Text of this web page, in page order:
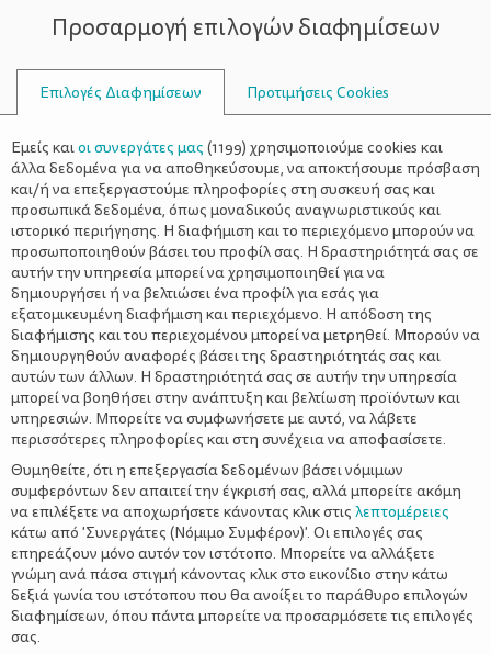
ΣΥΜΒΟΥΛΟΙ
ΟΙΚΟΓΈΝΕΙΑ>ΟΙΚΟΓΕΝΕΙΑΚΈΣ ΔΡΑΣΤΗΡΙΌΤΗΤΕΣ
3 υπέροχοι οικογενειακοί
προορισμοί για το καλοκαίρι!
Της
Προσαρμογή επιλογών διαφημίσεων
Επιλογές Διαφημίσεων Προτιμήσεις Cookies
Εμείς καιοι συνεργάτες μας (1199) χρησιμοποιούμε cookies και
άλλα δεδομένα για να αποθηκεύσουμε, να αποκτήσουμε πρόσβαση
και/ή να επεξεργαστούμε πληροφορίες στη συσκευή σας και
προσωπικά δεδομένα, όπως μοναδικούς αναγνωριστικούς και
ιστορικό περιήγησης. Η διαφήμιση και το περιεχόμενο μπορούν να
προσωποποιηθούν βάσει του προφίλ σας. Η δραστηριότητά σας σε
αυτήν την υπηρεσία μπορεί να χρησιμοποιηθεί για να
δημιουργήσει ή να βελτιώσει ένα προφίλ για εσάς για
εξατομικευμένη διαφήμιση και περιεχόμενο. Η απόδοση της
διαφήμισης και του περιεχομένου μπορεί να μετρηθεί. Μπορούν να
δημιουργηθούν αναφορές βάσει της δραστηριότητάς σας και
αυτών των άλλων. Η δραστηριότητά σας σε αυτήν την υπηρεσία
μπορεί να βοηθήσει στην ανάπτυξη και βελτίωση προϊόντων και
υπηρεσιών. Μπορείτε να συμφωνήσετε με αυτό, να λάβετε
περισσότερες πληροφορίες και στη συνέχεια να αποφασίσετε.
Θυμηθείτε, ότι η επεξεργασία δεδομένων βάσει νόμιμων
συμφερόντων δεν απαιτεί την έγκρισή σας, αλλά μπορείτε ακόμη
να επιλέξετε να αποχωρήσετε κάνοντας κλικ στις λεπτομέρειες
κάτω από 'Συνεργάτες (Νόμιμο Συμφέρον)'. Οι επιλογές σας
επηρεάζουν μόνο αυτόν τον ιστότοπο. Μπορείτε να αλλάξετε
γνώμη ανά πάσα στιγμή κάνοντας κλικ στο εικονίδιο στην κάτω
δεξιά γωνία του ιστότοπου που θα ανοίξει το παράθυρο επιλογών
διαφημίσεων, όπου πάντα μπορείτε να προσαρμόσετε τις επιλογές
σας.